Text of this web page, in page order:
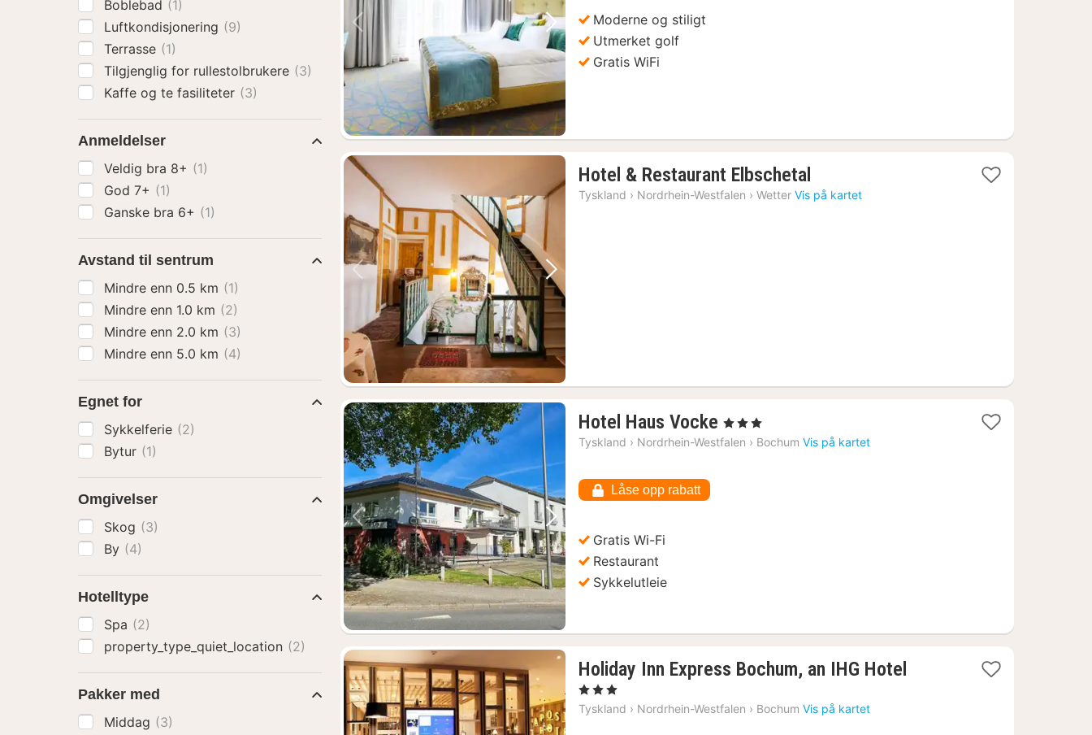
Forrige bilde Neste bilde
Moderne og stiligt
Utmerket golf
Gratis WiFi
Forrige bilde Neste bilde
Hotel & Restaurant Elbschetal
netter
Tyskland › Nordrhein-Westfalen › Wetter Vis på kartet
Forrige bilde Neste bilde
Hotel Haus Vocke 1
natt
, 3 Stjerner
Tyskland › Nordrhein-Westfalen › Bochum Vis på kartet
Låse opp rabatt
Gratis Wi-Fi
Restaurant
Sykkelutleie
Holiday Inn Express Bochum, an IHG Hotel
, 3 Stjerner
Tyskland › Nordrhein-Westfalen › Bochum Vis på kartet
Boblebad (1)
Luftkondisjonering (9)
Terrasse (1)
Tilgjenglig for rullestolbrukere (3)
Kaffe og te fasiliteter (3)
Anmeldelser
Veldig bra 8+ (1)
God 7+ (1)
Ganske bra 6+ (1)
Avstand til sentrum
Mindre enn 0.5 km (1)
Mindre enn 1.0 km (2)
Mindre enn 2.0 km (3)
Mindre enn 5.0 km (4)
Egnet for
Sykkelferie (2)
Bytur (1)
Omgivelser
Skog (3)
By (4)
Hotelltype
Spa (2)
property_type_quiet_location (2)
Pakker med
Middag (3)